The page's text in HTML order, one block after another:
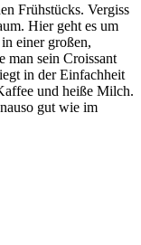
Frühstücks. Vergiss
Hier geht es um
einer großen,
man sein Croissant
in der Einfachheit
und heiße Milch.
gut wie im